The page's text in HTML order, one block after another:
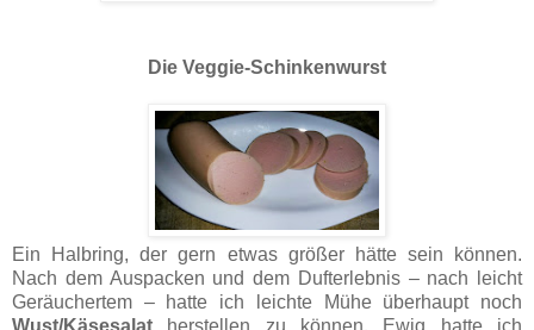
Die Veggie-Schinkenwurst
Ein Halbring, der gern etwas größer hätte sein können.
Nach dem Auspacken und dem Dufterlebnis – nach leicht
Geräuchertem – hatte ich leichte Mühe überhaupt noch
Wust/Käsesalat herstellen zu können. Ewig hatte ich